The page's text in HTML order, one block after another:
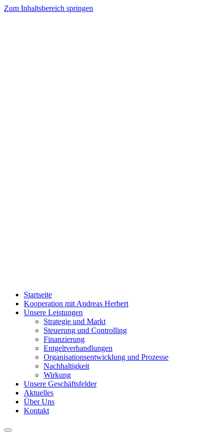
Zum Inhaltsbereich springen
Startseite
Kooperation mit Andreas Herbert
Unsere Leistungen
Strategie und Markt
Steuerung und Controlling
Finanzierung
Entgeltverhandlungen
Organisationsentwicklung und Prozesse
Nachhaltigkeit
Wirkung
Unsere Geschäftsfelder
Aktuelles
Über Uns
Kontakt